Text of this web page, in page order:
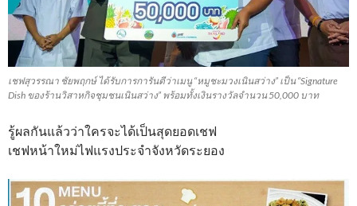
เชฟสุวรรณา ชัยพฤกษ์ ได้รับการการันตีว่าเมนู “หมูชะมวงเนินสว่าง” เป็น “Signature
Dish ของร้านวิสาหกิจชุมชนเนินสว่าง” พร้อมทั้งเงินรางวัลจำนวน 50,000 บาท
รู้ผลกันแล้วว่าใครจะได้เป็นสุดยอดเชฟ
เชฟหน้าใหม่ไฟแรงประจำจังหวัดระยอง